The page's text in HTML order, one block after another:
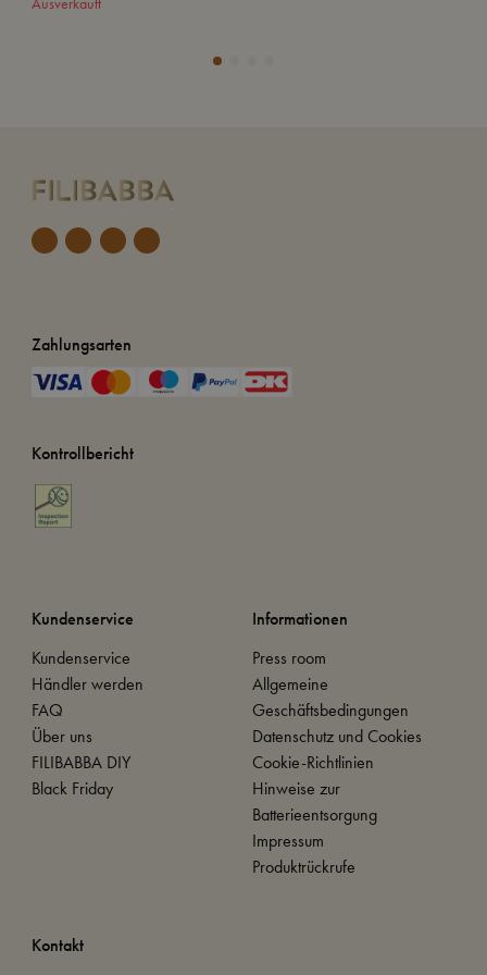
Zahlungsarten
Kontrollbericht
Kundenservice
Kundenservice
Händler werden
FAQ
Über uns
FILIBABBA DIY
Black Friday
Informationen
Press room
Allgemeine
Geschäftsbedingungen
Datenschutz und Cookies
Cookie-Richtlinien
Hinweise zur
Batterieentsorgung
Impressum
Produktrückrufe
Kontakt